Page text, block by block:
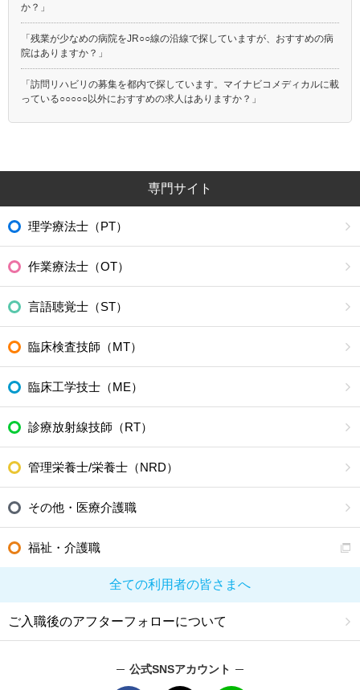
か？」
「残業が少なめの病院をJR○○線の沿線で探していますが、おすすめの病
院はありますか？」
「訪問リハビリの募集を都内で探しています。マイナビコメディカルに載
っている○○○○○以外におすすめの求人はありますか？」
専門サイト
理学療法士（PT）
作業療法士（OT）
言語聴覚士（ST）
臨床検査技師（MT）
臨床工学技士（ME）
診療放射線技師（RT）
管理栄養士/栄養士（NRD）
その他・医療介護職
福祉・介護職
全ての利用者の皆さまへ
ご入職後のアフターフォローについて
公式SNSアカウント